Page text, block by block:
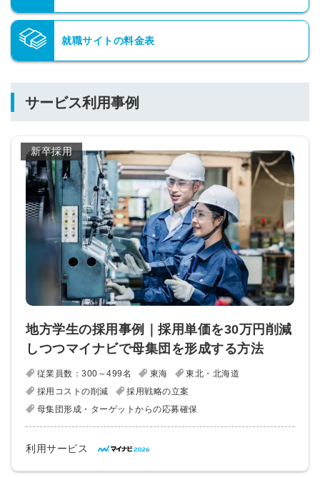
就職サイトの料金表
サービス利用事例
新卒採用
地方学生の採用事例｜採用単価を30万円削減
しつつマイナビで母集団を形成する方法
従業員数：300～499名 東海
東北・北海道
採用コストの削減
採用戦略の立案
母集団形成・ターゲットからの応募確保
利用サービス